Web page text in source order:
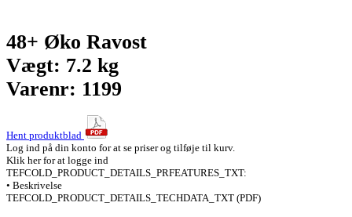
48+ Øko Ravost
Vægt: 7.2 kg
Varenr: 1199
Hent produktblad
Log ind på din konto for at se priser og tilføje til kurv.
Klik her for at logge ind
TEFCOLD_PRODUCT_DETAILS_PRFEATURES_TXT:
• Beskrivelse
TEFCOLD_PRODUCT_DETAILS_TECHDATA_TXT (PDF)